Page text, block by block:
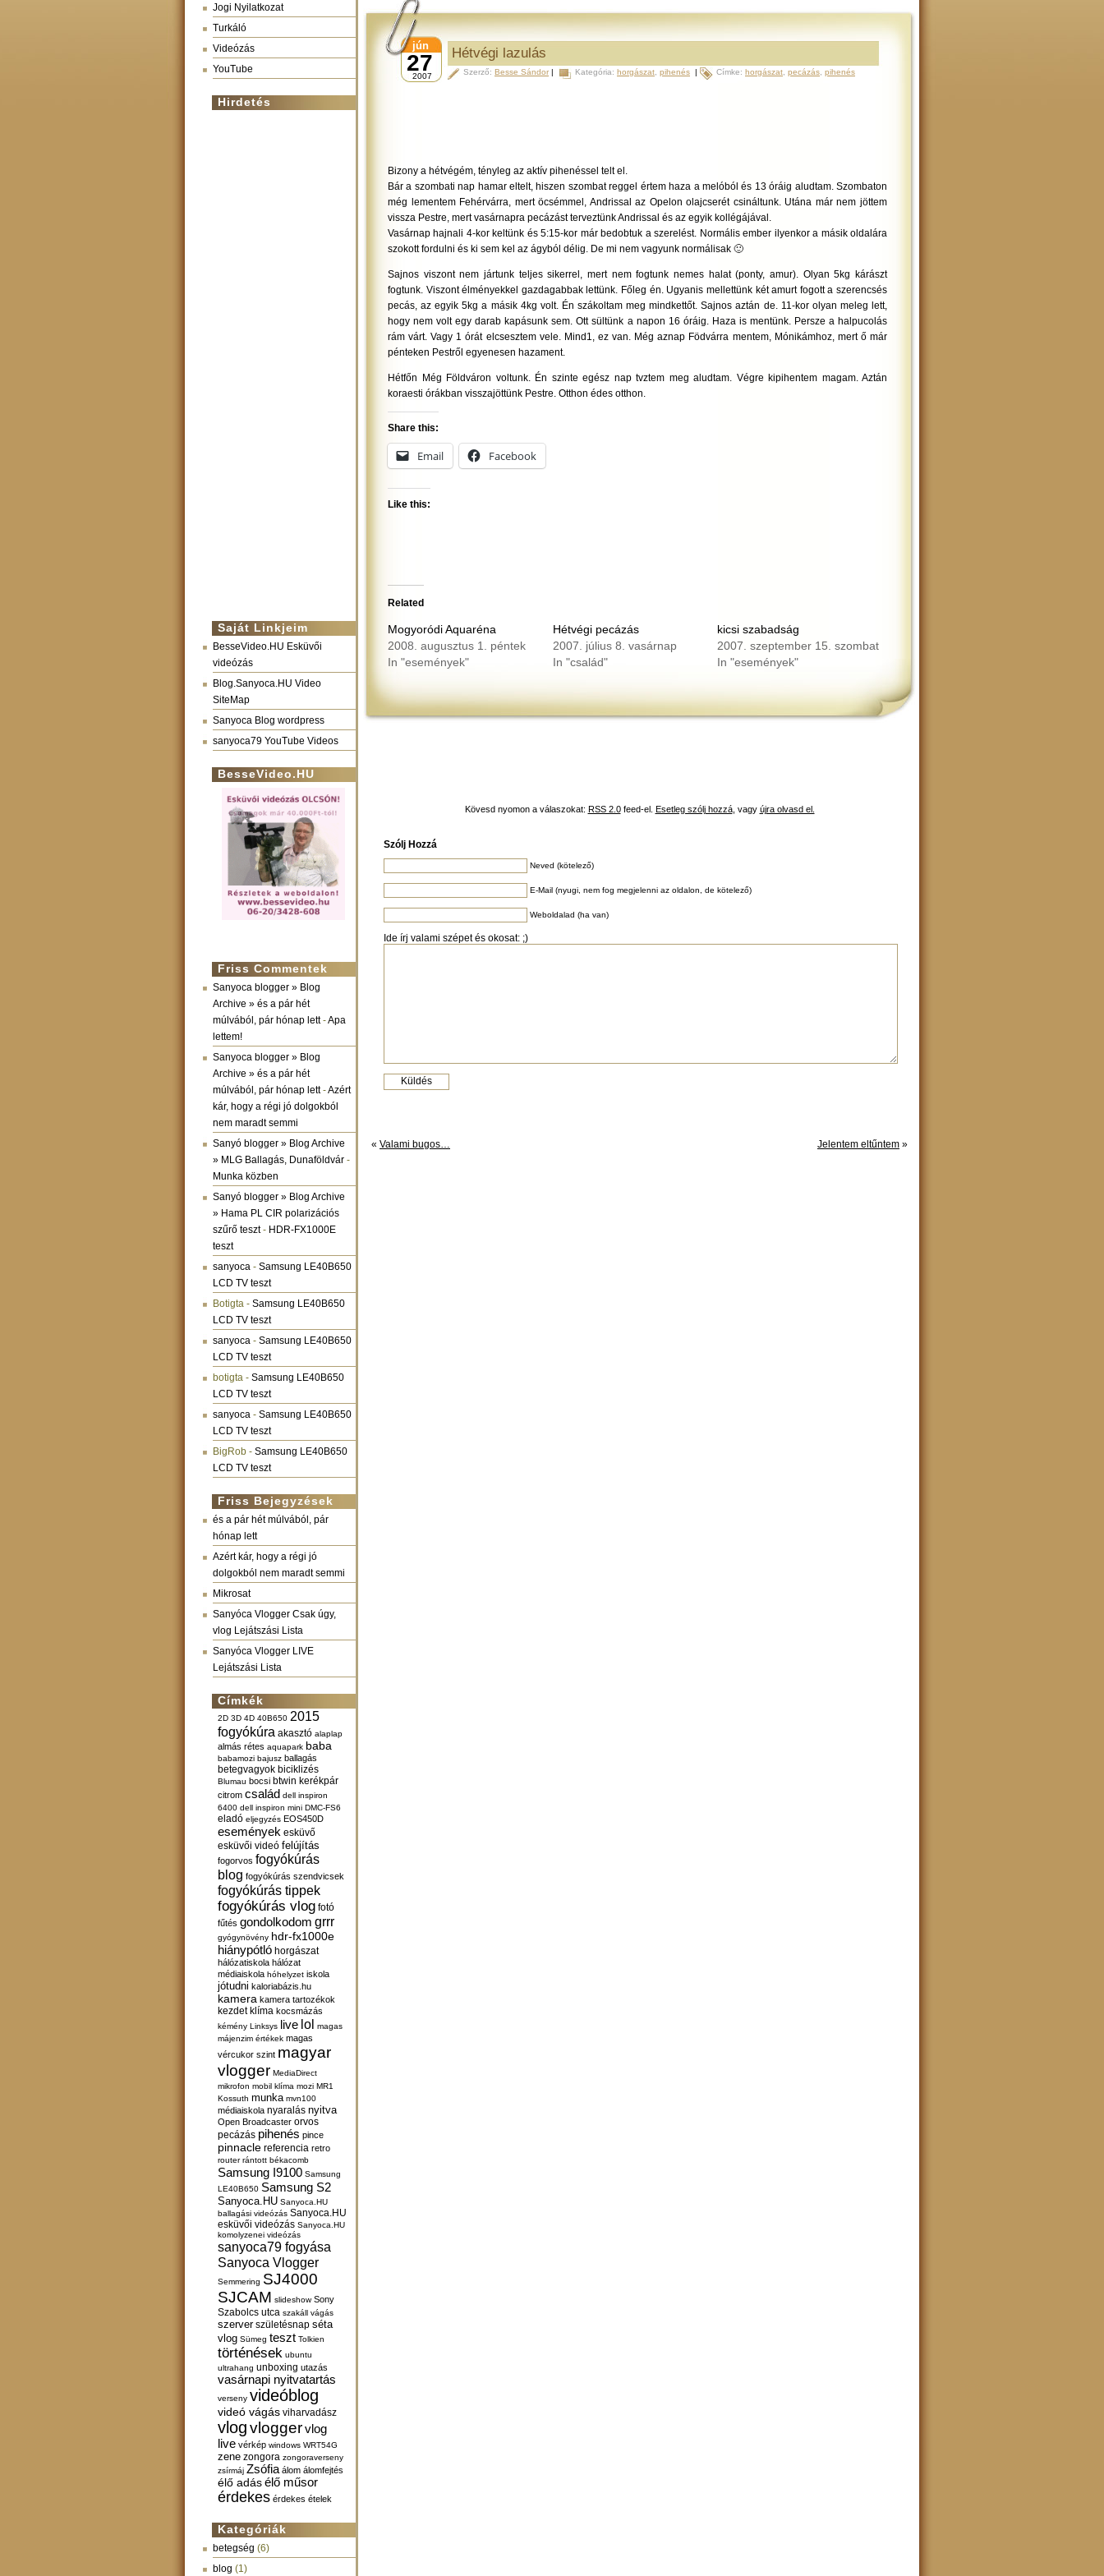
Jogi Nyilatkozat
Turkáló
Videózás
YouTube
Hirdetés
Saját Linkjeim
BesseVideo.HU Esküvői
videózás
Blog.Sanyoca.HU Video
SiteMap
Sanyoca Blog wordpress
sanyoca79 YouTube Videos
BesseVideo.HU
Friss Commentek
Sanyoca blogger » Blog
Archive » és a pár hét
múlvából, pár hónap lett-Apa
lettem!
Sanyoca blogger » Blog
Archive » és a pár hét
múlvából, pár hónap lett-Azért
kár, hogy a régi jó dolgokból
nem maradt semmi
Sanyó blogger » Blog Archive
» MLG Ballagás, Dunaföldvár -
Munka közben
Sanyó blogger » Blog Archive
» Hama PL CIR polarizációs
szűrő teszt- HDR-FX1000E
teszt
sanyoca - Samsung LE40B650
LCD TV teszt
Botigta - Samsung LE40B650
LCD TV teszt
sanyoca - Samsung LE40B650
LCD TV teszt
botigta - Samsung LE40B650
LCD TV teszt
sanyoca - Samsung LE40B650
LCD TV teszt
BigRob - Samsung LE40B650
LCD TV teszt
Friss Bejegyzések
és a pár hét múlvából, pár
hónap lett
Azért kár, hogy a régi jó
dolgokból nem maradt semmi
Mikrosat
Sanyóca Vlogger Csak úgy,
vlog Lejátszási Lista
Sanyóca Vlogger LIVE
Lejátszási Lista
Címkék
2D 3D 4D 40B650 2015
fogyókúra akasztó alaplap
almás rétes aquapark baba
babamozi bajusz ballagás
betegvagyok biciklizés
Blumau bocsi btwin kerékpár
citrom család dell inspiron
6400 dell inspiron mini DMC-FS6
eladó eljegyzés EOS450D
események esküvő
esküvői videó felújítás
fogorvos fogyókúrás
blog fogyókúrás szendvicsek
fogyókúrás tippek
fogyókúrás vlog fotó
fűtés gondolkodom grrr
gyógynövény hdr-fx1000e
hiánypótló horgászat
hálózatiskola hálózat
médiaiskola hóhelyzet iskola
jótudni kaloriabázis.hu
kamera kamera tartozékok
kezdet klíma kocsmázás
kémény Linksys live lol magas
májenzim értékek magas
vércukor szint magyar
vlogger MediaDirect
mikrofon mobil klíma mozi MR1
Kossuth munka mvn100
médiaiskola nyaralás nyitva
Open Broadcaster orvos
pecázás pihenés pince
pinnacle referencia retro
router rántott békacomb
Samsung I9100 Samsung
LE40B650 Samsung S2
Sanyoca.HU Sanyoca.HU
ballagási videózás Sanyoca.HU
esküvői videózás Sanyoca.HU
komolyzenei videózás
sanyoca79 fogyása
Sanyoca Vlogger
Semmering SJ4000
SJCAM slideshow Sony
Szabolcs utca szakáll vágás
szerver születésnap séta
vlog Sümeg teszt Tolkien
történések ubuntu
ultrahang unboxing utazás
vasárnapi nyitvatartás
verseny videóblog
videó vágás viharvadász
vlogvloggervlog
live vérkép windows WRT54G
zene zongora zongoraverseny
zsírmáj Zsófia álom álomfejtés
élő adás élő műsor
érdekes érdekes ételek
Kategóriák
betegség (6)
blog (1)
27
jún
2007
Hétvégi lazulás
Szerző: Besse Sándor | Kategória: horgászat pihenés | Címke: horgászat pecázás pihenés
Bizony a hétvégém, tényleg az aktív pihenéssel telt el.
Bár a szombati nap hamar eltelt, hiszen szombat reggel értem haza a melóból és 13 óráig aludtam. Szombaton
még lementem Fehérvárra, mert öcsémmel, Andrissal az Opelon olajcserét csináltunk. Utána már nem jöttem
vissza Pestre, mert vasárnapra pecázást terveztünk Andrissal és az egyik kollégájával.
Vasárnap hajnali 4-kor keltünk és 5:15-kor már bedobtuk a szerelést. Normális ember ilyenkor a másik oldalára
szokott fordulni és ki sem kel az ágyból délig. De mi nem vagyunk normálisak 🙂
Sajnos viszont nem jártunk teljes sikerrel, mert nem fogtunk nemes halat (ponty, amur). Olyan 5kg kárászt
fogtunk. Viszont élményekkel gazdagabbak lettünk. Főleg én. Ugyanis mellettünk két amurt fogott a szerencsés
pecás, az egyik 5kg a másik 4kg volt. Én szákoltam meg mindkettőt. Sajnos aztán de. 11-kor olyan meleg lett,
hogy nem volt egy darab kapásunk sem. Ott sültünk a napon 16 óráig. Haza is mentünk. Persze a halpucolás
rám várt. Vagy 1 órát elcsesztem vele. Mind1, ez van. Még aznap Födvárra mentem, Mónikámhoz, mert ő már
pénteken Pestről egyenesen hazament.
Hétfőn Még Földváron voltunk. Én szinte egész nap tvztem meg aludtam. Végre kipihentem magam. Aztán
koraesti órákban visszajöttünk Pestre. Otthon édes otthon.
Share this:
Email Facebook
Like this:
Related
Mogyoródi Aquaréna
2008. augusztus 1. péntek
In "események"
Hétvégi pecázás
2007. július 8. vasárnap
In "család"
kicsi szabadság
2007. szeptember 15. szombat
In "események"
Kövesd nyomon a válaszokat: RSS 2.0feed-el. Esetleg szólj hozzá, vagy újra olvasd el.
Szólj Hozzá
Neved (kötelező)
E-Mail (nyugi, nem fog megjelenni az oldalon, de kötelező)
Weboldalad (ha van)
Ide írj valami szépet és okosat: ;)
« Valami bugos… Jelentem eltűntem »